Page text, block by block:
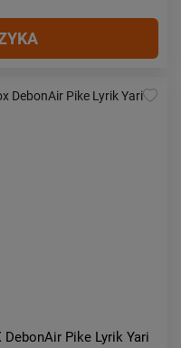
DebonAir Pike Lyrik Yari